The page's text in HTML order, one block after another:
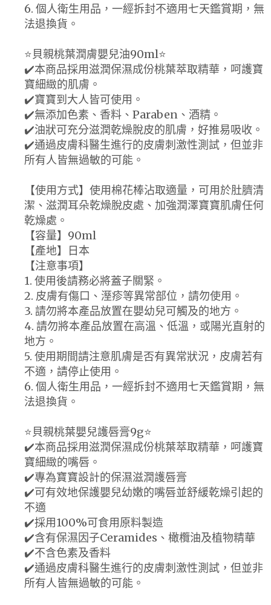
6. 個人衛生用品，一經拆封不適用七天鑑賞期，無
法退換貨。
⭐️貝親桃葉潤膚嬰兒油90ml⭐️
✔️本商品採用滋潤保濕成份桃葉萃取精華，呵護寶
寶細緻的肌膚。
✔️寶寶到大人皆可使用。
✔️無添加色素、香料、Paraben、酒精。
✔️油狀可充分滋潤乾燥脫皮的肌膚，好推易吸收。
✔️通過皮膚科醫生進行的皮膚刺激性測試，但並非
所有人皆無過敏的可能。
【使用方式】使用棉花棒沾取適量，可用於肚臍清
潔、滋潤耳朵乾燥脫皮處、加強潤澤寶寶肌膚任何
乾燥處。
【容量】90ml
【產地】日本
【注意事項】
1. 使用後請務必將蓋子關緊。
2. 皮膚有傷口、溼疹等異常部位，請勿使用。
3. 請勿將本產品放置在嬰幼兒可觸及的地方。
4. 請勿將本產品放置在高溫、低溫，或陽光直射的
地方。
5. 使用期間請注意肌膚是否有異常狀況，皮膚若有
不適，請停止使用。
6. 個人衛生用品，一經拆封不適用七天鑑賞期，無
法退換貨。
⭐️貝親桃葉嬰兒護唇膏9g⭐️
✔️本商品採用滋潤保濕成份桃葉萃取精華，呵護寶
寶細緻的嘴唇。
✔️專為寶寶設計的保濕滋潤護唇膏
✔️可有效地保護嬰兒幼嫩的嘴唇並舒緩乾燥引起的
不適
✔️採用100%可食用原料製造
✔️含有保濕因子Ceramides、橄欖油及植物精華
✔️不含色素及香料
✔️通過皮膚科醫生進行的皮膚刺激性測試，但並非
所有人皆無過敏的可能。